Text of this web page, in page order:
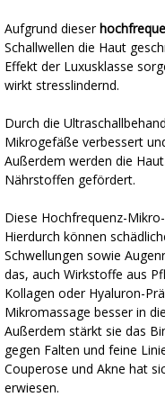
Aufgrund dieser
Schallwellen die Haut
Effekt der Luxusklasse
wirkt stresslindernd.
Durch die
Mikrogefäße verbessert
Außerdem werden die
Nährstoffen gefördert.
Diese Hochfrequenz-
Hierdurch können
Schwellungen sowie
das, auch Wirkstoffe aus
Kollagen oder Hyaluron-
Mikromassage besser in
Außerdem stärkt sie das
gegen Falten und feine
Couperose und Akne hat
erwiesen.